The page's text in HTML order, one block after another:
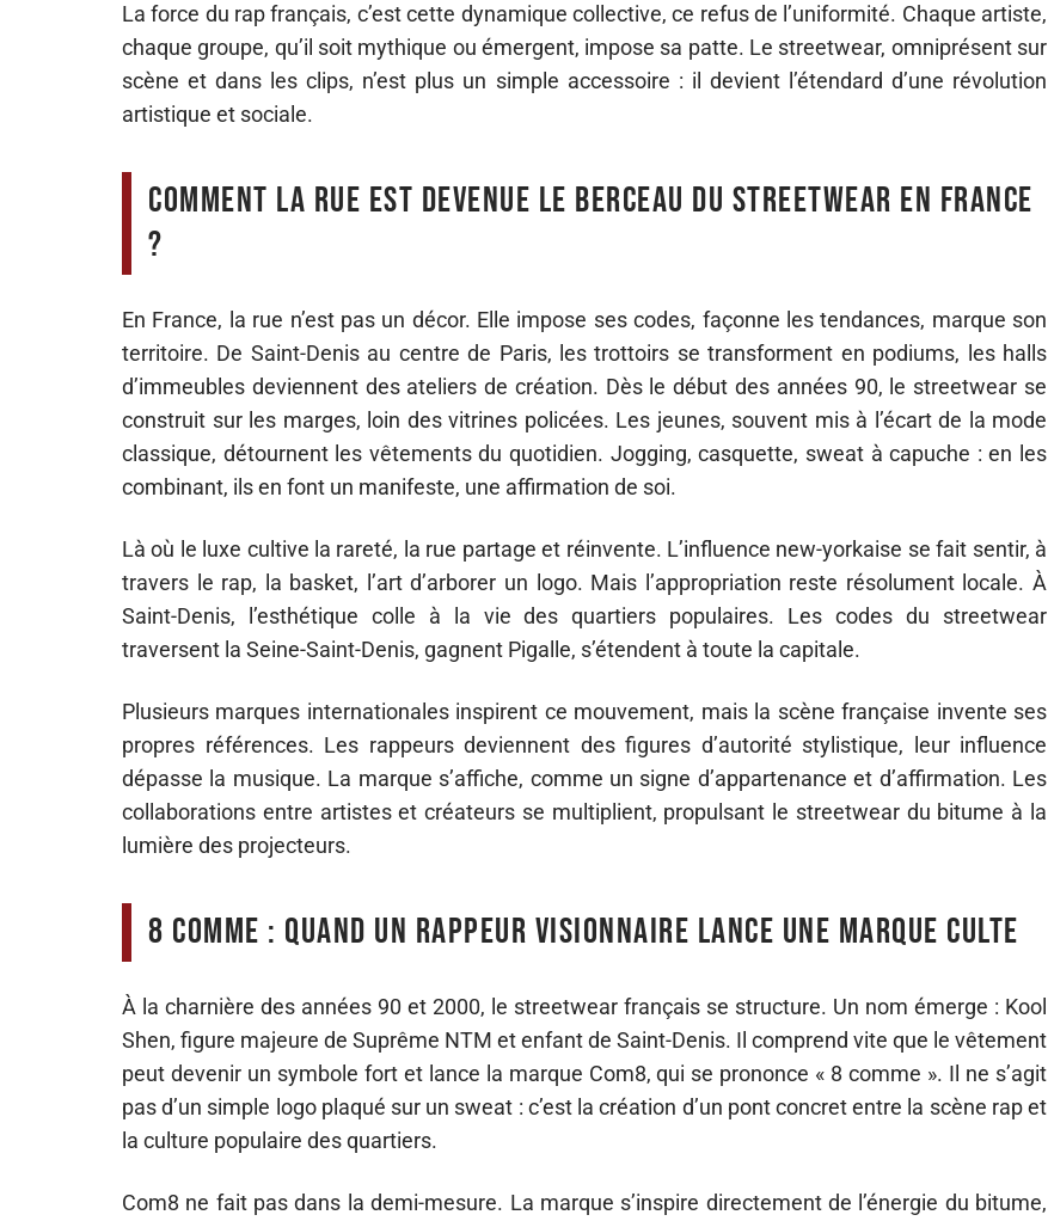
La force du rap français, c’est cette dynamique collective, ce refus de l’uniformité. Chaque artiste,
chaque groupe, qu’il soit mythique ou émergent, impose sa patte. Le streetwear, omniprésent sur
scène et dans les clips, n’est plus un simple accessoire : il devient l’étendard d’une révolution
artistique et sociale.
Comment la rue est devenue le berceau du streetwear en France
?
En France, la rue n’est pas un décor. Elle impose ses codes, façonne les tendances, marque son
territoire. De Saint-Denis au centre de Paris, les trottoirs se transforment en podiums, les halls
d’immeubles deviennent des ateliers de création. Dès le début des années 90, le streetwear se
construit sur les marges, loin des vitrines policées. Les jeunes, souvent mis à l’écart de la mode
classique, détournent les vêtements du quotidien. Jogging, casquette, sweat à capuche : en les
combinant, ils en font un manifeste, une affirmation de soi.
Là où le luxe cultive la rareté, la rue partage et réinvente. L’influence new-yorkaise se fait sentir, à
travers le rap, la basket, l’art d’arborer un logo. Mais l’appropriation reste résolument locale. À
Saint-Denis, l’esthétique colle à la vie des quartiers populaires. Les codes du streetwear
traversent la Seine-Saint-Denis, gagnent Pigalle, s’étendent à toute la capitale.
Plusieurs marques internationales inspirent ce mouvement, mais la scène française invente ses
propres références. Les rappeurs deviennent des figures d’autorité stylistique, leur influence
dépasse la musique. La marque s’affiche, comme un signe d’appartenance et d’affirmation. Les
collaborations entre artistes et créateurs se multiplient, propulsant le streetwear du bitume à la
lumière des projecteurs.
8 comme : quand un rappeur visionnaire lance une marque culte
À la charnière des années 90 et 2000, le streetwear français se structure. Un nom émerge : Kool
Shen, figure majeure de Suprême NTM et enfant de Saint-Denis. Il comprend vite que le vêtement
peut devenir un symbole fort et lance la marque Com8, qui se prononce « 8 comme ». Il ne s’agit
pas d’un simple logo plaqué sur un sweat : c’est la création d’un pont concret entre la scène rap et
la culture populaire des quartiers.
Com8 ne fait pas dans la demi-mesure. La marque s’inspire directement de l’énergie du bitume,